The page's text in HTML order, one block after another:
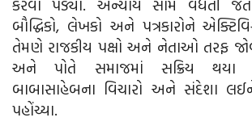
કરવો પડ્યો. અન્યાય સામે વધતી
બૌદ્ધિકો, લેખકો અને પત્રકારોને
તેમણે રાજકીય પક્ષો અને નેતાઓ તરફ
અને પોતે સમાજમાં સક્રિય થયા
બાબાસાહેબના વિચારો અને સંદેશા
પહોંચ્યા.